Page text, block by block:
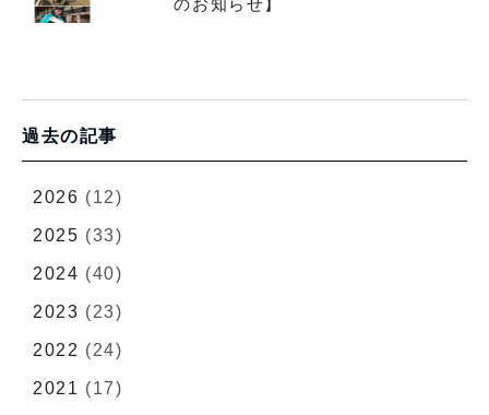
のお知らせ】
過去の記事
2026 (12)
2025 (33)
2024 (40)
2023 (23)
2022 (24)
2021 (17)